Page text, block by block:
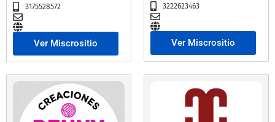
3175528572
Ver Miscrositio
3222623463
Ver Miscrositio